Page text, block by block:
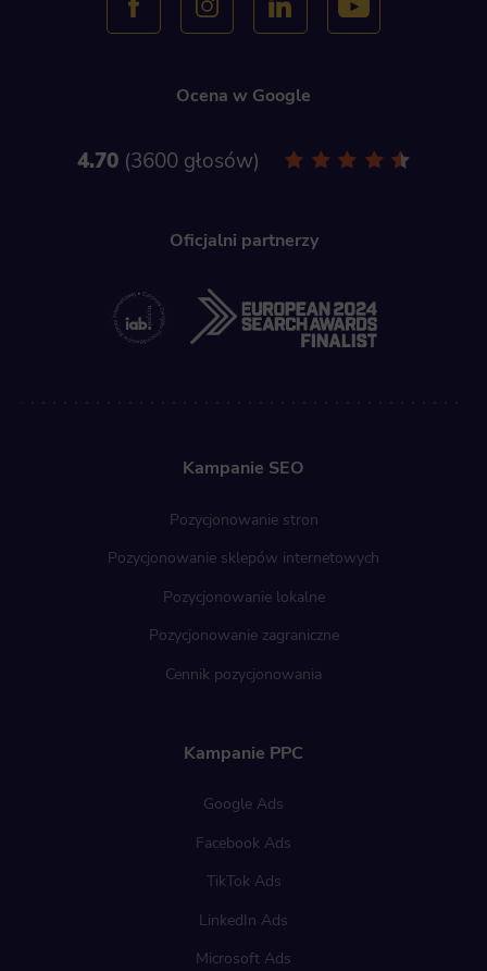
Ocena w Google
4.70 3600 głosów
Oficjalni partnerzy
Kampanie SEO
Pozycjonowanie stron
Pozycjonowanie sklepów internetowych
Pozycjonowanie lokalne
Pozycjonowanie zagraniczne
Cennik pozycjonowania
Kampanie PPC
Google Ads
Facebook Ads
TikTok Ads
LinkedIn Ads
Microsoft Ads